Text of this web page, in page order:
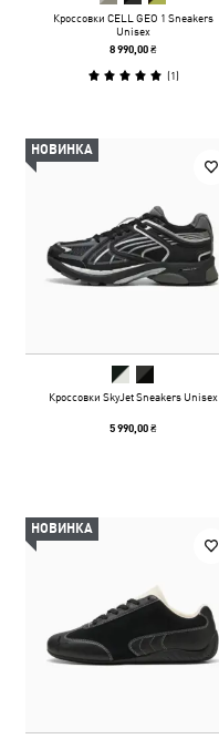
Кроссовки CELL GEO 1 Sneakers
Unisex
8 990,00 ₴
(1)
НОВИНКА
Кроссовки SkyJet Sneakers Unisex
5 990,00 ₴
НОВИНКА